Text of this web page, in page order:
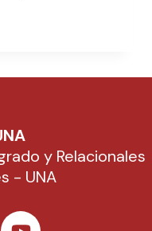
y Relacionales
- UNA